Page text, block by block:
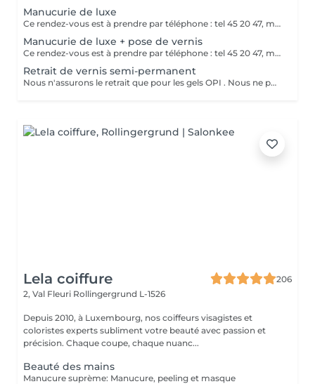
Manucurie de luxe
Ce rendez-vous est à prendre par téléphone : tel 45 20 47, merci
Manucurie de luxe + pose de vernis
Ce rendez-vous est à prendre par téléphone : tel 45 20 47, merci
Retrait de vernis semi-permanent
Nous n'assurons le retrait que pour les gels OPI . Nous ne pouvons assurer un bon service dans le cas de gels différents Merci de votre compréhension
Lela coiffure
206
2, Val Fleuri Rollingergrund L-1526
Depuis 2010, à Luxembourg, nos coiffeurs visagistes et
coloristes experts subliment votre beauté avec passion et
précision. Chaque coupe, chaque nuanc...
Beauté des mains
Manucure suprème: Manucure, peeling et masque